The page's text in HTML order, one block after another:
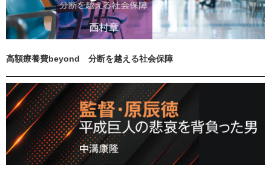
高額療養費beyond 分断を越える社会保障